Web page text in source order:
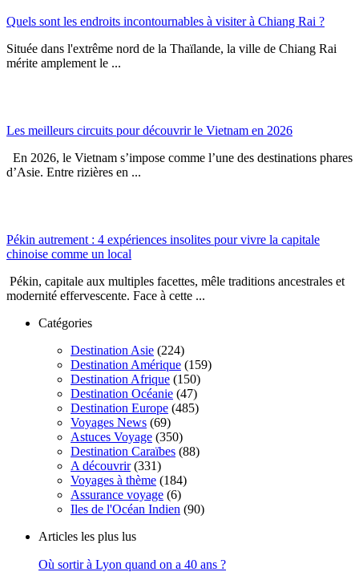
Quels sont les endroits incontournables à visiter à Chiang Rai ?
Située dans l'extrême nord de la Thaïlande, la ville de Chiang Rai
mérite amplement le ...
Les meilleurs circuits pour découvrir le Vietnam en 2026
En 2026, le Vietnam s’impose comme l’une des destinations phares
d’Asie. Entre rizières en ...
Pékin autrement : 4 expériences insolites pour vivre la capitale
chinoise comme un local
​Pékin, capitale aux multiples facettes, mêle traditions ancestrales et
modernité effervescente. Face à cette ...
Catégories
Destination Asie (224)
Destination Amérique (159)
Destination Afrique (150)
Destination Océanie (47)
Destination Europe (485)
Voyages News (69)
Astuces Voyage (350)
Destination Caraïbes (88)
A découvrir(331)
Voyages à thème (184)
Assurance voyage (6)
Iles de l'Océan Indien (90)
Articles les plus lus
Où sortir à Lyon quand on a 40 ans ?